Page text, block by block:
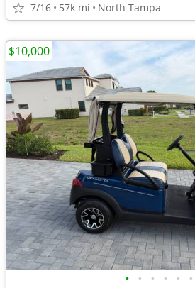
7/16 57k mi North Tampa
• • • • • •
$10,000